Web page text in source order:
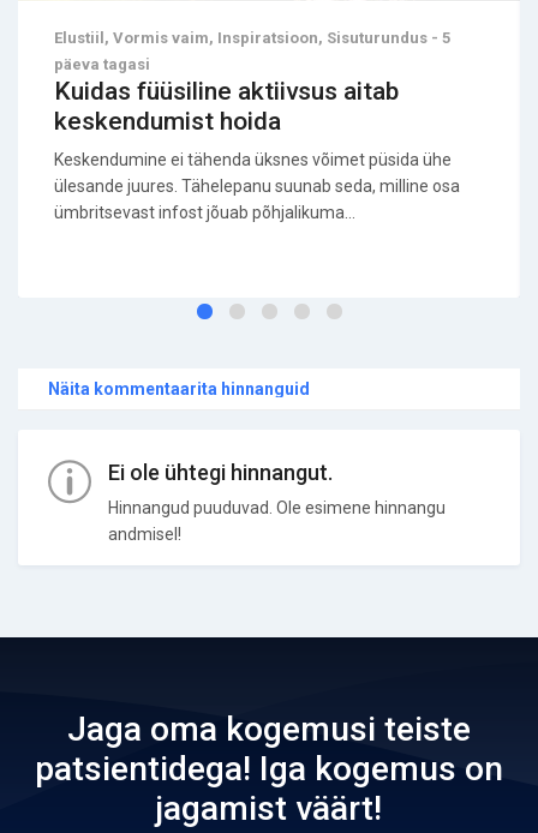
Elustiil, Vormis vaim, Inspiratsioon, Sisuturundus - 5
päeva tagasi
Kuidas füüsiline aktiivsus aitab
keskendumist hoida
Keskendumine ei tähenda üksnes võimet püsida ühe
ülesande juures. Tähelepanu suunab seda, milline osa
ümbritsevast infost jõuab põhjalikuma...
Näita kommentaarita hinnanguid
Ei ole ühtegi hinnangut.
Hinnangud puuduvad. Ole esimene hinnangu
andmisel!
Jaga oma kogemusi teiste
patsientidega! Iga kogemus on
jagamist väärt!